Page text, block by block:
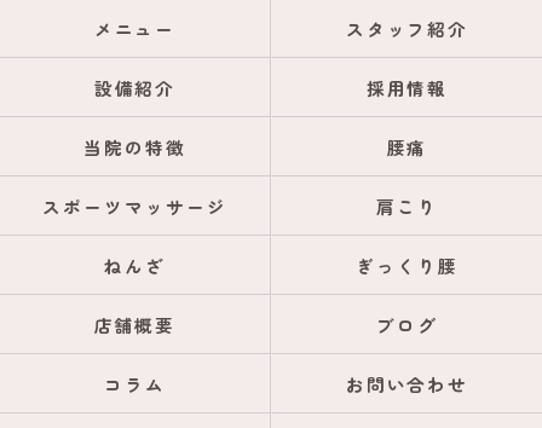
メニュー スタッフ紹介
設備紹介 採用情報
当院の特徴 腰痛
スポーツマッサージ 肩こり
ねんざ ぎっくり腰
店舗概要 ブログ
コラム お問い合わせ